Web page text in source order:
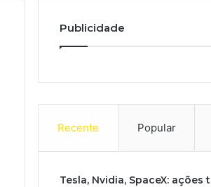
Publicidade
Recente Popular
Tesla, Nvidia, SpaceX: ações